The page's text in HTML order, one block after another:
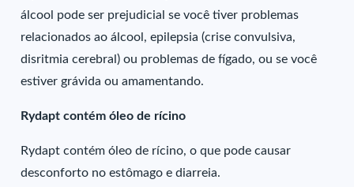
álcool pode ser prejudicial se você tiver problemas
relacionados ao álcool, epilepsia (crise convulsiva,
disritmia cerebral) ou problemas de fígado, ou se você
estiver grávida ou amamentando.
Rydapt contém óleo de rícino
Rydapt contém óleo de rícino, o que pode causar
desconforto no estômago e diarreia.